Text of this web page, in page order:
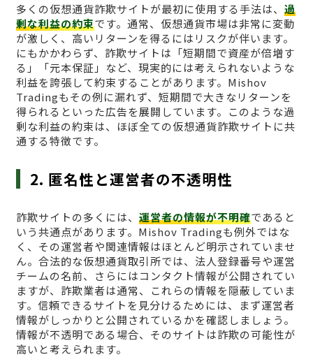
多くの仮想通貨詐欺サイトが最初に使用する手法は、 過
剰な利益の約束です。通常、仮想通貨市場は非常に変動
が激しく、高いリターンを得るにはリスクが伴います。
にもかかわらず、詐欺サイトは「短期間で資産が倍増す
る」「元本保証」など、現実的には考えられないような
利益を誇張して約束することがあります。Mishov
Tradingもその例に漏れず、短期間で大きなリターンを
得られるといった広告を展開しています。このような過
剰な利益の約束は、ほぼ全ての仮想通貨詐欺サイトに共
通する特徴です。
2. 匿名性と運営者の不透明性
詐欺サイトの多くには、 運営者の情報が不明確であると
いう共通点があります。Mishov Tradingも例外ではな
く、その運営者や関連情報はほとんど明示されていませ
ん。合法的な仮想通貨取引所では、法人登録番号や運営
チームの名前、さらにはコンタクト情報が公開されてい
ますが、詐欺業者は通常、これらの情報を隠蔽していま
す。信頼できるサイトを見分けるためには、まず運営者
情報がしっかりと公開されているかを確認しましょう。
情報が不透明である場合、そのサイトは詐欺の可能性が
高いと考えられます。